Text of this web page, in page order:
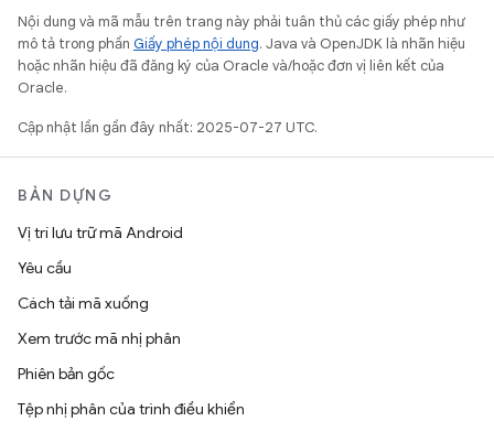
Nội dung và mã mẫu trên trang này phải tuân thủ các giấy phép như
mô tả trong phần Giấy phép nội dung. Java và OpenJDK là nhãn hiệu
hoặc nhãn hiệu đã đăng ký của Oracle và/hoặc đơn vị liên kết của
Oracle.
Cập nhật lần gần đây nhất: 2025-07-27 UTC.
BẢN DỰNG
Vị trí lưu trữ mã Android
Yêu cầu
Cách tải mã xuống
Xem trước mã nhị phân
Phiên bản gốc
Tệp nhị phân của trình điều khiển